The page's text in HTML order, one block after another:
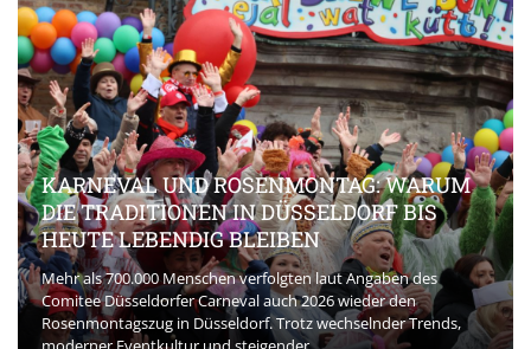
BIS
des
den
Trends,
BEAUTY-INNOVATIONEN, DIE DEN
AKTUELL PRÄGEN
Die Beauty-Branche entwickelt sich rasant. Und neue
spielt eine zentrale Rolle bei der Veränderung der